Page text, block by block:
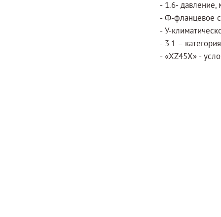
- 1.6-
- Ф-фланцевое
- У-
- 3.1 –
- «XZ45X» -